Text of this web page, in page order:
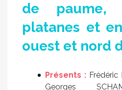
de paume,
platanes et
ouest et nord
Présents : Frédéric
Georges